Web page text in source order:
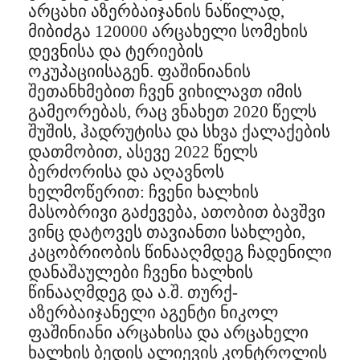
არცახი აზერბაიჯანის ნაწილად,
მიბიძგა 120000 არცახელი სომეხის
დევნისა და ტერიების
ოკუპაციისაგენ. ფაშინიანის
შეთანხმებით ჩვენ ვიხილავთ იმის
გამეორებას, რაც ვნახეთ 2020 წელს
შუშის, ჰადრუტისა და სხვა ქალაქების
დათმობით, ასევე 2022 წელს
ბერძორისა და აღავნოს
ხელმოწერით: ჩვენი ხალხის
მასობრივი გაძევება, ათობით ბავშვი
ვინც დატოვეს თავიანთი სახლები,
კაცობრიობის წინააღმდეგ ჩადენილი
დანაშაულები ჩვენი ხალხის
წინააღმდეგ და ა.შ. თურქ-
აზერბაიჯანელი აგენტი ნიკოლ
ფაშინიანი არცახისა და არცახელი
ხალხის ბედის ალიევის კონტროლის